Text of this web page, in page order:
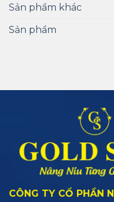
Sản phẩm khác
Sản phẩm
CÔNG TY CỔ PHẦN